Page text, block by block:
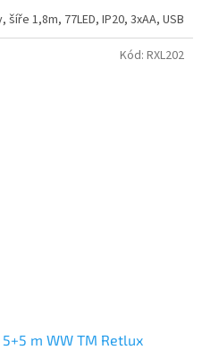
1,8m, 77LED, IP20, 3xAA, USB
m WW TM Retlux
Kód: RXL202